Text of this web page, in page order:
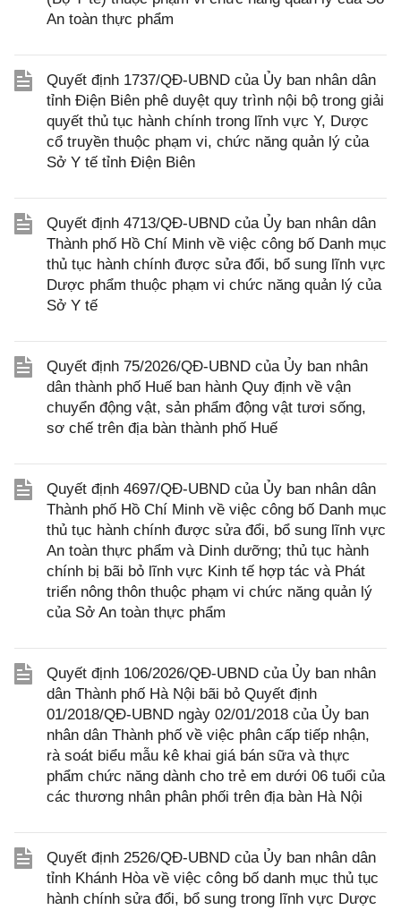
An toàn thực phẩm
Quyết định 1737/QĐ-UBND của Ủy ban nhân dân
tỉnh Điện Biên phê duyệt quy trình nội bộ trong giải
quyết thủ tục hành chính trong lĩnh vực Y, Dược
cổ truyền thuộc phạm vi, chức năng quản lý của
Sở Y tế tỉnh Điện Biên
Quyết định 4713/QĐ-UBND của Ủy ban nhân dân
Thành phố Hồ Chí Minh về việc công bố Danh mục
thủ tục hành chính được sửa đổi, bổ sung lĩnh vực
Dược phẩm thuộc phạm vi chức năng quản lý của
Sở Y tế
Quyết định 75/2026/QĐ-UBND của Ủy ban nhân
dân thành phố Huế ban hành Quy định về vận
chuyển động vật, sản phẩm động vật tươi sống,
sơ chế trên địa bàn thành phố Huế
Quyết định 4697/QĐ-UBND của Ủy ban nhân dân
Thành phố Hồ Chí Minh về việc công bố Danh mục
thủ tục hành chính được sửa đổi, bổ sung lĩnh vực
An toàn thực phẩm và Dinh dưỡng; thủ tục hành
chính bị bãi bỏ lĩnh vực Kinh tế hợp tác và Phát
triển nông thôn thuộc phạm vi chức năng quản lý
của Sở An toàn thực phẩm
Quyết định 106/2026/QĐ-UBND của Ủy ban nhân
dân Thành phố Hà Nội bãi bỏ Quyết định
01/2018/QĐ-UBND ngày 02/01/2018 của Ủy ban
nhân dân Thành phố về việc phân cấp tiếp nhận,
rà soát biểu mẫu kê khai giá bán sữa và thực
phẩm chức năng dành cho trẻ em dưới 06 tuổi của
các thương nhân phân phối trên địa bàn Hà Nội
Quyết định 2526/QĐ-UBND của Ủy ban nhân dân
tỉnh Khánh Hòa về việc công bố danh mục thủ tục
hành chính sửa đổi, bổ sung trong lĩnh vực Dược